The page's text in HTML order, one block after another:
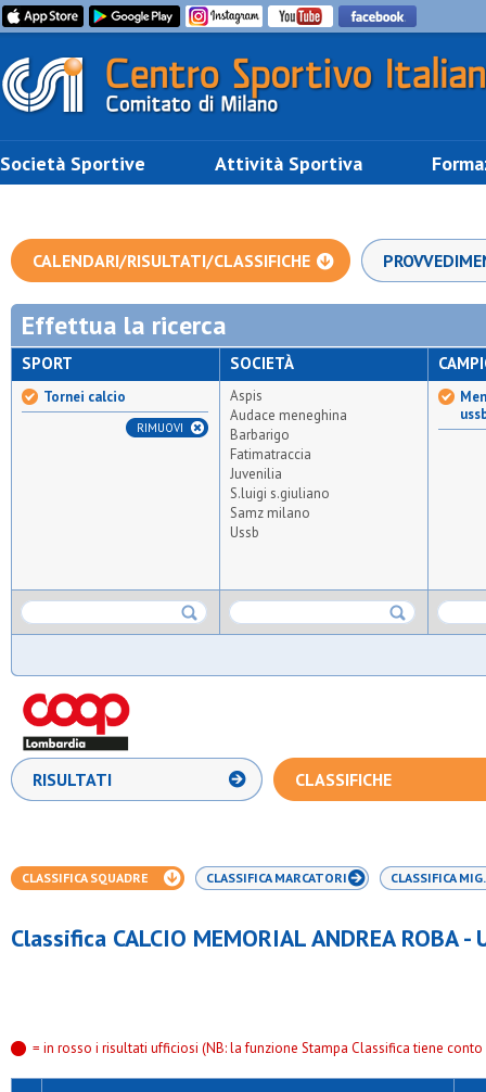
Società Sportive Attività Sportiva
CALENDARI/RISULTATI/CLASSIFICHE
Effettua la ricerca
SPORT
Tornei calcio
RIMUOVI
SOCIETÀ
Aspis
Audace meneghina
Barbarigo
Fatimatraccia
Juvenilia
S.luigi s.giuliano
Samz milano
Ussb
RISULTATI CLASSIFICHE
CLASSIFICA SQUADRE CLASSIFICA MARCATORI CLASSIFICA
Classifica CALCIO MEMORIAL ANDREA ROBA -
= in rosso i risultati ufficiosi (NB: la funzione Stampa Classifica tiene